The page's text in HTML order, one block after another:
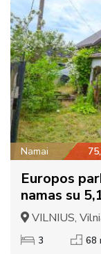
Namai
Europos
namas su
VILNIUS,
3 68